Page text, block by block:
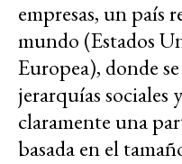
empresas, un país
mundo (Estados
Europea), donde
jerarquías sociales
claramente una
basada en el